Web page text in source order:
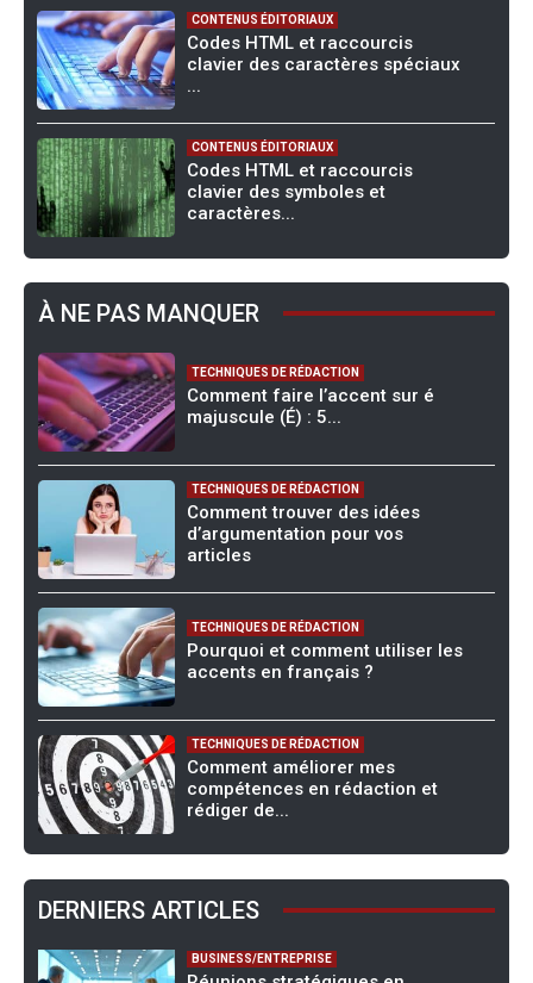
CONTENUS ÉDITORIAUX
Codes HTML et raccourcis
clavier des caractères spéciaux
...
CONTENUS ÉDITORIAUX
Codes HTML et raccourcis
clavier des symboles et
caractères...
À NE PAS MANQUER
TECHNIQUES DE RÉDACTION
Comment faire l’accent sur é
majuscule (É) : 5...
TECHNIQUES DE RÉDACTION
Comment trouver des idées
d’argumentation pour vos
articles
TECHNIQUES DE RÉDACTION
Pourquoi et comment utiliser les
accents en français ?
TECHNIQUES DE RÉDACTION
Comment améliorer mes
compétences en rédaction et
rédiger de...
DERNIERS ARTICLES
BUSINESS/ENTREPRISE